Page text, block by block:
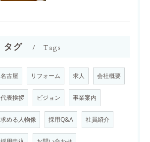
タグ Tags
名古屋 リフォーム 求人 会社概要
代表挨拶 ビジョン 事業案内
求める人物像 採用Q&A 社員紹介